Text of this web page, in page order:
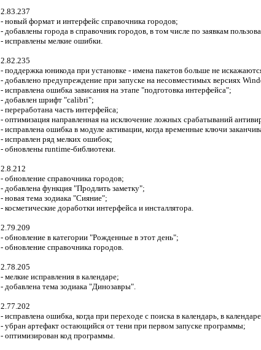
2.83.237
- новый формат и интерфейс справочника городов;
- добавлены города в справочник городов, в том числе по заявкам
- исправлены мелкие ошибки.
2.82.235
- поддержка юникода при установке - имена пакетов больше не
- добавлено предупреждение при запуске на несовместимых версиях
- исправлена ошибка зависания на этапе "подготовка интерфейса";
- добавлен шрифт "calibri";
- переработана часть интерфейса;
- оптимизация направленная на исключение ложных срабатываний
- исправлена ошибка в модуле активации, когда временные ключи
- исправлен ряд мелких ошибок;
- обновлены runtime-библиотеки.
2.8.212
- обновление справочника городов;
- добавлена функция "Продлить заметку";
- новая тема зодиака "Сияние";
- косметические доработки интерфейса и инсталлятора.
2.79.209
- обновление в категории "Рожденные в этот день";
- обновление справочника городов.
2.78.205
- мелкие исправления в календаре;
- добавлена тема зодиака "Динозавры".
2.77.202
- исправлена ошибка, когда при переходе с поиска в календарь, в
- убран артефакт остающийся от тени при первом запуске программы;
- оптимизирован код программы.